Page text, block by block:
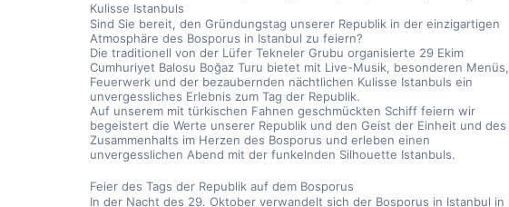
Kulisse Istanbuls
Sind Sie bereit, den Gründungstag unserer Republik in der einzigartigen
Atmosphäre des Bosporus in Istanbul zu feiern?
Die traditionell von der Lüfer Tekneler Grubu organisierte 29 Ekim
Cumhuriyet Balosu Boğaz Turu bietet mit Live-Musik, besonderen Menüs,
Feuerwerk und der bezaubernden nächtlichen Kulisse Istanbuls ein
unvergessliches Erlebnis zum Tag der Republik.
Auf unserem mit türkischen Fahnen geschmückten Schiff feiern wir
begeistert die Werte unserer Republik und den Geist der Einheit und des
Zusammenhalts im Herzen des Bosporus und erleben einen
unvergesslichen Abend mit der funkelnden Silhouette Istanbuls.
Feier des Tags der Republik auf dem Bosporus
In der Nacht des 29. Oktober verwandelt sich der Bosporus in Istanbul in